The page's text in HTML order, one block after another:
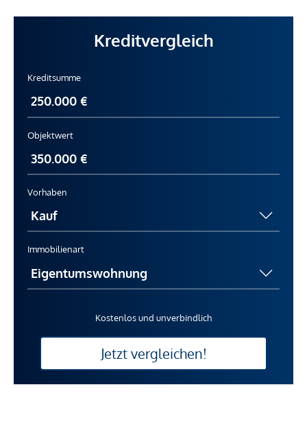
Kreditvergleich
Kreditsumme
Objektwert
Vorhaben
Immobilienart
Kostenlos und unverbindlich
Jetzt vergleichen!